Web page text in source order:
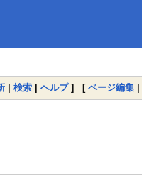
| 検索 | ヘルプ] [ ページ編集 |